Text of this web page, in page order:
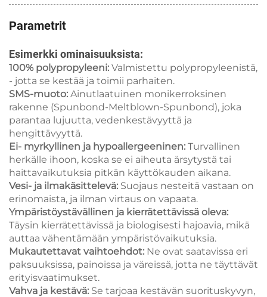
Parametrit
Esimerkki ominaisuuksista:
100% polypropyleeni: Valmistettu polypropyleenistä,
- jotta se kestää ja toimii parhaiten.
SMS-muoto: Ainutlaatuinen monikerroksinen
rakenne (Spunbond-Meltblown-Spunbond), joka
parantaa lujuutta, vedenkestävyyttä ja
hengittävyyttä.
Ei- myrkyllinen ja hypoallergeeninen: Turvallinen
herkälle ihoon, koska se ei aiheuta ärsytystä tai
haittavaikutuksia pitkän käyttökauden aikana.
Vesi- ja ilmakäsittelevä: Suojaus nesteitä vastaan on
erinomaista, ja ilman virtaus on vapaata.
Ympäristöystävällinen ja kierrätettävissä oleva:
Täysin kierrätettävissä ja biologisesti hajoavia, mikä
auttaa vähentämään ympäristövaikutuksia.
Mukautettavat vaihtoehdot: Ne ovat saatavissa eri
paksuuksissa, painoissa ja väreissä, jotta ne täyttävät
erityisvaatimukset.
Vahva ja kestävä: Se tarjoaa kestävän suorituskyvyn,